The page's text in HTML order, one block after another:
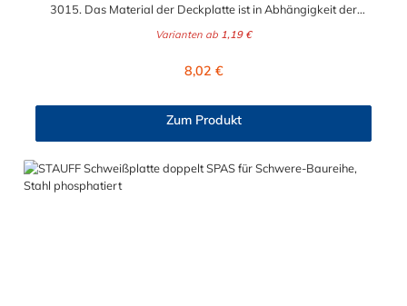
3015. Das Material der Deckplatte ist in Abhängigkeit der
galvanisch verzinkten Stahl wählbar.
Varianten ab 1,19 €
Regulärer Preis:
8,02 €
Zum Produkt